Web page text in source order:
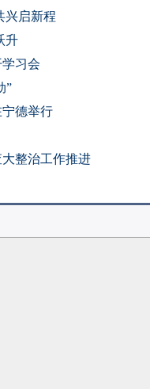
兴启新程
升
习会
”
宁德举行
整治工作推进